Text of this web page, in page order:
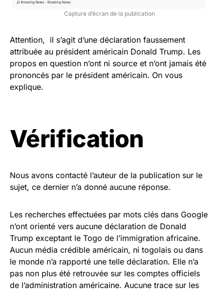
Capture d’écran de la publication
Attention, il s’agit d’une déclaration faussement
attribuée au président américain Donald Trump. Les
propos en question n’ont ni source et n’ont jamais été
prononcés par le président américain. On vous
explique.
Vérification
Nous avons contacté l’auteur de la publication sur le
sujet, ce dernier n’a donné aucune réponse.
Les recherches effectuées par mots clés dans Google
n’ont orienté vers aucune déclaration de Donald
Trump exceptant le Togo de l’immigration africaine.
Aucun média crédible américain, ni togolais ou dans
le monde n’a rapporté une telle déclaration. Elle n’a
pas non plus été retrouvée sur les comptes officiels
de l’administration américaine. Aucune trace sur les